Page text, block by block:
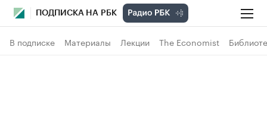
ПОДПИСКА НА РБК
В подписке Материалы Лекции The Economist